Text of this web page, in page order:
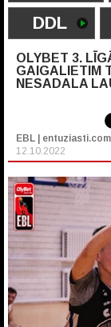
DDL
OLYBET 3.
GAIGALIETIM
NESADALA
EBL | entuziasti.com
12.10.2022